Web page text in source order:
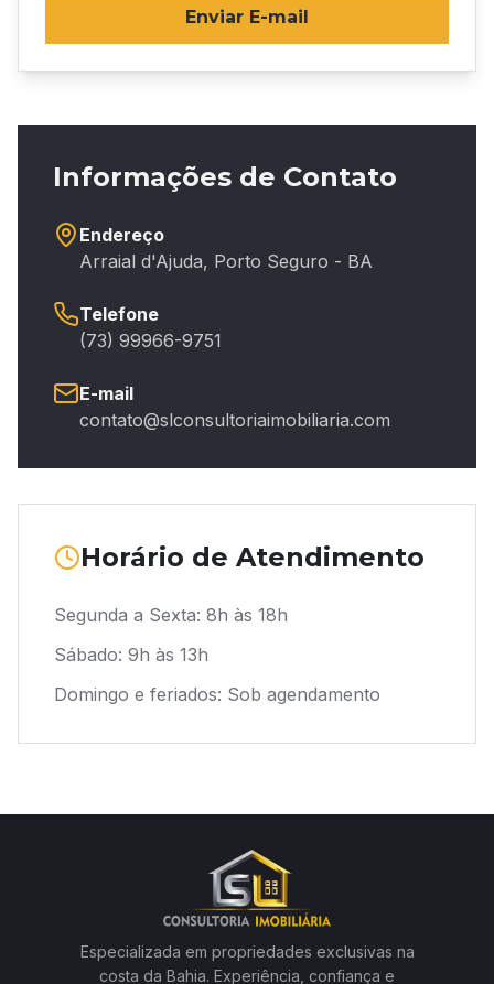
Enviar E-mail
Informações de Contato
Endereço
Arraial d'Ajuda, Porto Seguro - BA
Telefone
(73) 99966-9751
E-mail
contato@slconsultoriaimobiliaria.com
Horário de Atendimento
Segunda a Sexta: 8h às 18h
Sábado: 9h às 13h
Domingo e feriados: Sob agendamento
Especializada em propriedades exclusivas na
costa da Bahia. Experiência, confiança e